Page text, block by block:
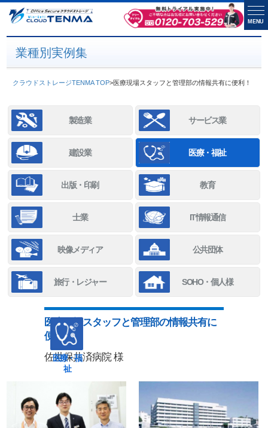
業種別実例集
クラウドストレージTENMA TOP>医療現場スタッフと管理部の情報共有に便利！
製造業 サービス業
建設業 医療・福祉
出版・印刷 教育
士業 IT情報通信
映像メディア 公共団体
旅行・レジャー SOHO・個人様
医療・福
祉
医療現場スタッフと管理部の情報共有に
便利！
佐世保共済病院 様
MENU